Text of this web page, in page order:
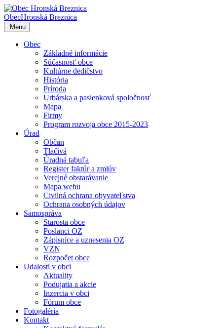
ObecHronská Breznica
Menu
Obec
Základné informácie
Súčasnosť obce
Kultúrne dedičstvo
História
Príroda
Urbárska a pasienková spoločnosť
Mapa
Firmy
Program rozvoja obce 2015-2023
Úrad
Občan
Tlačivá
Úradná tabuľa
Register faktúr a zmlúv
Verejné obstarávanie
Mapa webu
Civilná ochrana obyvateľstva
Ochrana osobných údajov
Samospráva
Starosta obce
Poslanci OZ
Zápisnice a uznesenia OZ
VZN
Rozpočet obce
Udalosti v obci
Aktuality
Podujatia a akcie
Inzercia v obci
Fórum obce
Fotogaléria
Kontakt